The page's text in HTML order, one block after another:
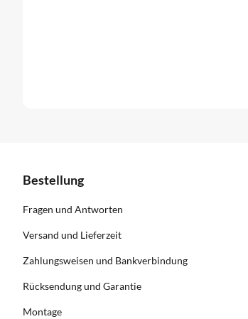
Bestellung
Fragen und Antworten
Versand und Lieferzeit
Zahlungsweisen und Bankverbindung
Rücksendung und Garantie
Montage